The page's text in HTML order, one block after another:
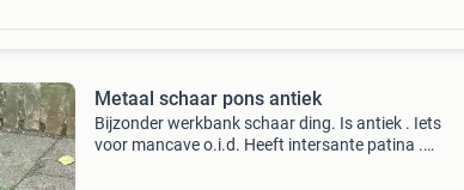
Metaal schaar pons antiek
Bijzonder werkbank schaar ding. Is antiek . Iets
voor mancave o.i.d. Heeft intersante patina .